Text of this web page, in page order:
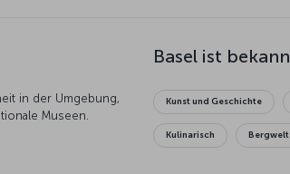
in der Umgebung,
Museen.
Basel ist
Kunst und Geschichte
Kulinarisch Bergwelt